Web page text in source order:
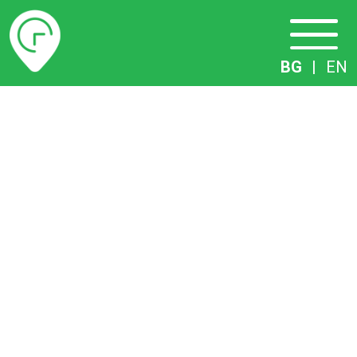
Разписание
BG | EN